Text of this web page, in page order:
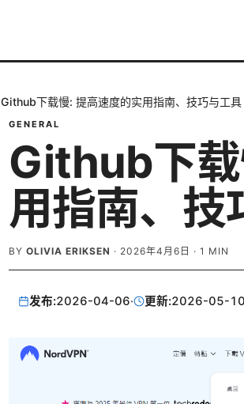
Github下载慢: 提高速度的实用指南、技巧与工具
GENERAL
Github下
用指南、技
BY OLIVIA ERIKSEN · 2026年4月6日 · 1 MIN
发布:2026-04-06· 更新:2026-05-10